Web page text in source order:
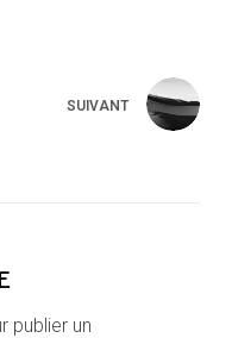
SUIVANT
publier un